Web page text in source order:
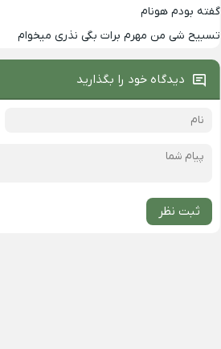
گفته بودم هونام
تسبیح شی من مهرم برات بگی نذری میخوام
دیدگاه خود را بگذارید
ثبت نظر